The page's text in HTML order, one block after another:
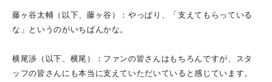
藤ヶ谷太輔（以下、藤ヶ谷）：やっぱり、「支えてもらっている
な」というのがいちばんかな。
横尾渉（以下、横尾）：ファンの皆さんはもちろんですが、スタ
ッフの皆さんにも本当に支えていただいていると感じています。